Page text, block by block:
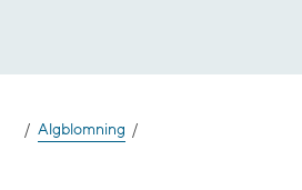
Algblomning